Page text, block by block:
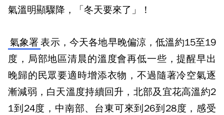
氣溫明顯驟降，「冬天要來了」！
氣象署 表示，今天各地早晚偏涼，低溫約15至19
度，局部地區清晨的溫度會再低一些，提醒早出
晚歸的民眾要適時增添衣物，不過隨著冷空氣逐
漸減弱，白天溫度持續回升，北部及宜花高溫約2
1到24度，中南部、台東可來到26到28度，感受